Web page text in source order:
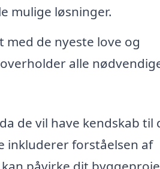
mulige løsninger.
de nyeste love og
alle
de vil have kendskab til
inkluderer forståelsen af